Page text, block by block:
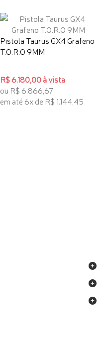
Pistola Taurus GX4 Grafeno
T.O.R.O 9MM
R$ 6.180,00 à vista
ou R$ 6.866,67
em até 6x de R$ 1.144,45